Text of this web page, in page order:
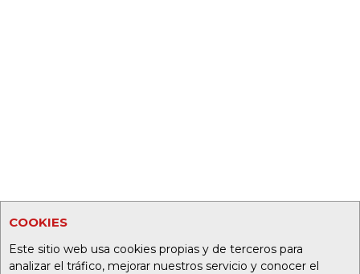
COOKIES
Este sitio web usa cookies propias y de terceros para
analizar el tráfico, mejorar nuestros servicio y conocer el